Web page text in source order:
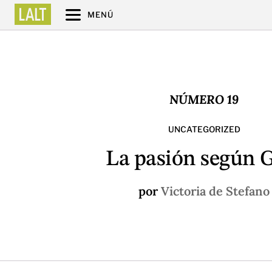
MENÚ
NÚMERO 19
UNCATEGORIZED
La pasión según
por Victoria de Stefano